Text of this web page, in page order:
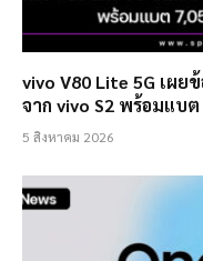
vivo V80 Lite 5G เผ
จาก vivo S2 พร้อมแบต
5 สิงหาคม 2026